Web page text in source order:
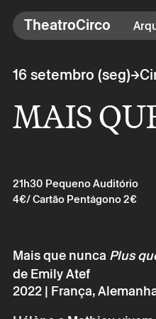
TheatroCirco
Outros
→ Bilheteira
→ O Theatro
TheatroCirco
16 setembro (seg)→
MAIS
21h30 Pequeno Auditório
4€/ Cartão Pentágono 2€
Mais que nunca Plus
de Emily Atef
2022 | França,